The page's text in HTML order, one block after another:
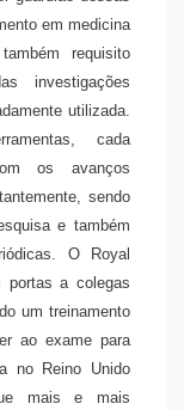
em medicina
requisito
investigações
utilizada.
cada
os avanços
sendo
e também
O Royal
portas a colegas
um treinamento
ao exame para
no Reino Unido
mais e mais